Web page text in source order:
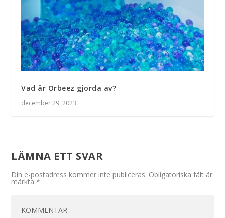
Vad är Orbeez gjorda av?
december 29, 2023
LÄMNA ETT SVAR
Din e-postadress kommer inte publiceras. Obligatoriska fält är
märkta*